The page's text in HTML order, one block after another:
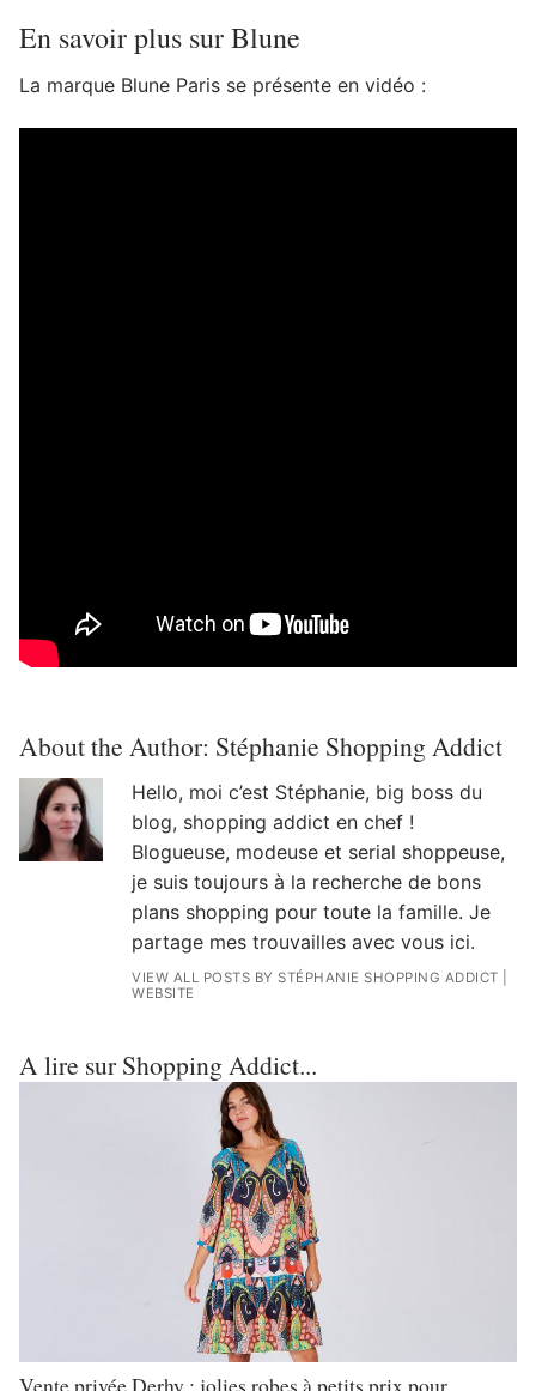
En savoir plus sur Blune
La marque Blune Paris se présente en vidéo :
About the Author: Stéphanie Shopping Addict
Hello, moi c’est Stéphanie, big boss du
blog, shopping addict en chef !
Blogueuse, modeuse et serial shoppeuse,
je suis toujours à la recherche de bons
plans shopping pour toute la famille. Je
partage mes trouvailles avec vous ici.
VIEW ALL POSTS BY STÉPHANIE SHOPPING ADDICT
WEBSITE
A lire sur Shopping Addict...